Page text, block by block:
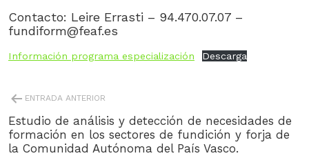
Contacto: Leire Errasti – 94.470.07.07 –
fundiform@feaf.es
Información programa especialización Descarga
POST
NAVIGATION
ENTRADA ANTERIOR
Estudio de análisis y detección de necesidades de
formación en los sectores de fundición y forja de
la Comunidad Autónoma del País Vasco.